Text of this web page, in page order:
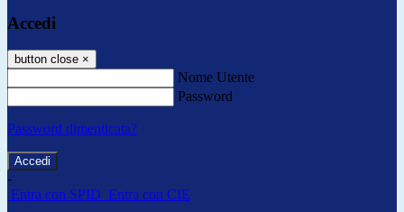
Accedi
button close ×
Nome Utente
Password
Password dimenticata?
-
Entra con SPID Entra con CIE